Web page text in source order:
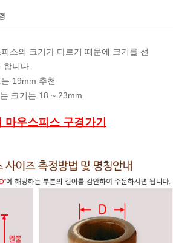
스의 크기가 다르기 때문에 크기를 선
니다.
19mm 추천
크기는 18 ~ 23mm
우스피스 구경가기